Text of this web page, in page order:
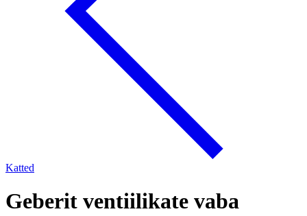
Katted
Geberit ventiilikate vaba